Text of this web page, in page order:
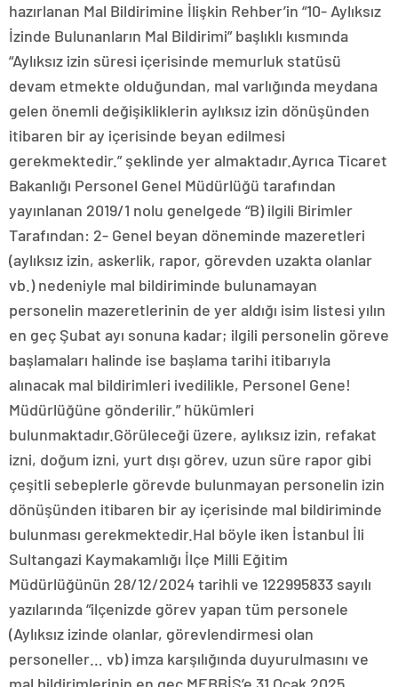
hazırlanan Mal Bildirimine İlişkin Rehber’in “10- Aylıksız
İzinde Bulunanların Mal Bildirimi” başlıklı kısmında
“Aylıksız izin süresi içerisinde memurluk statüsü
devam etmekte olduğundan, mal varlığında meydana
gelen önemli değişikliklerin aylıksız izin dönüşünden
itibaren bir ay içerisinde beyan edilmesi
gerekmektedir.” şeklinde yer almaktadır.Ayrıca Ticaret
Bakanlığı Personel Genel Müdürlüğü tarafından
yayınlanan 2019/1 nolu genelgede “B) ilgili Birimler
Tarafından: 2- Genel beyan döneminde mazeretleri
(aylıksız izin, askerlik, rapor, görevden uzakta olanlar
vb.) nedeniyle mal bildiriminde bulunamayan
personelin mazeretlerinin de yer aldığı isim listesi yılın
en geç Şubat ayı sonuna kadar; ilgili personelin göreve
başlamaları halinde ise başlama tarihi itibarıyla
alınacak mal bildirimleri ivedilikle, Personel Gene!
Müdürlüğüne gönderilir.” hükümleri
bulunmaktadır.Görüleceği üzere, aylıksız izin, refakat
izni, doğum izni, yurt dışı görev, uzun süre rapor gibi
çeşitli sebeplerle görevde bulunmayan personelin izin
dönüşünden itibaren bir ay içerisinde mal bildiriminde
bulunması gerekmektedir.Hal böyle iken İstanbul İli
Sultangazi Kaymakamlığı İlçe Milli Eğitim
Müdürlüğünün 28/12/2024 tarihli ve 122995833 sayılı
yazılarında “ilçenizde görev yapan tüm personele
(Aylıksız izinde olanlar, görevlendirmesi olan
personeller… vb) imza karşılığında duyurulmasını ve